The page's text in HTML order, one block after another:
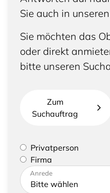
Sie auch in unseren
Sie möchten das
oder direkt
bitte unseren
Zum
Suchauftrag
Bitte geben Sie an, ob
oder eine Firma vertreten
Privatperson
Firma
Bitte tragen Sie Ihre
Kontaktdaten ein
Anrede